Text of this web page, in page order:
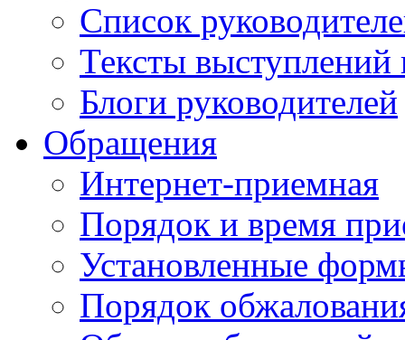
Список
Тексты выступлений
Блоги руководителей
Обращения
Интернет-приемная
Порядок и время
Установленные
Порядок